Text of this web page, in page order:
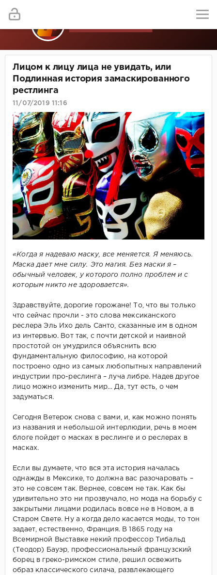
Лицом к лицу лица не увидать, или
Подлинная история замаскированного
рестлинга
11/07/2019 11:16
«Когда я надеваю маску, все меняется. Я меняюсь.
Маска дает мне силу. Это магия. Без маски я –
обычный человек, у которого полно проблем и с
которым никто не здоровается».
Здравствуйте, дорогие горожане! То, что вы только
что сейчас прочли - это слова мексиканского
реслера Эль Ихо дель Санто, сказанные им в одном
из интервью. Вот так, с почти детской и наивной
простотой он умудрился объяснить всю
фундаментальную философию, на которой
построено одно из самых любопытных направлений
индустрии про-реслинга – луча либре. Надев другое
лицо можно изменить мир… Да, тут есть, о чем
задуматься.
Сегодня Ветерок снова с вами, и, как можно понять
из названия и небольшой интерлюдии, речь в моем
блоге пойдет о масках в реслинге и о реслерах в
масках.
Если вы думаете, что вся эта история началась
однажды в Мексике, то должна вас разочаровать –
это не совсем так. Вернее, совсем не так. Как бы
удивительно это ни прозвучало, но мода на борьбу с
закрытыми лицами родилась вовсе не в Новом, а в
Старом Свете. Ну а когда дело касается моды, то тон
задает, естественно, Франция. В 1865 году на
Всемирной Выставке некий профессор Тибальд
(Теодор) Бауэр, профессиональный французский
борец в греко-римском стиле, решил освежить
образ классического силача, развлекающего